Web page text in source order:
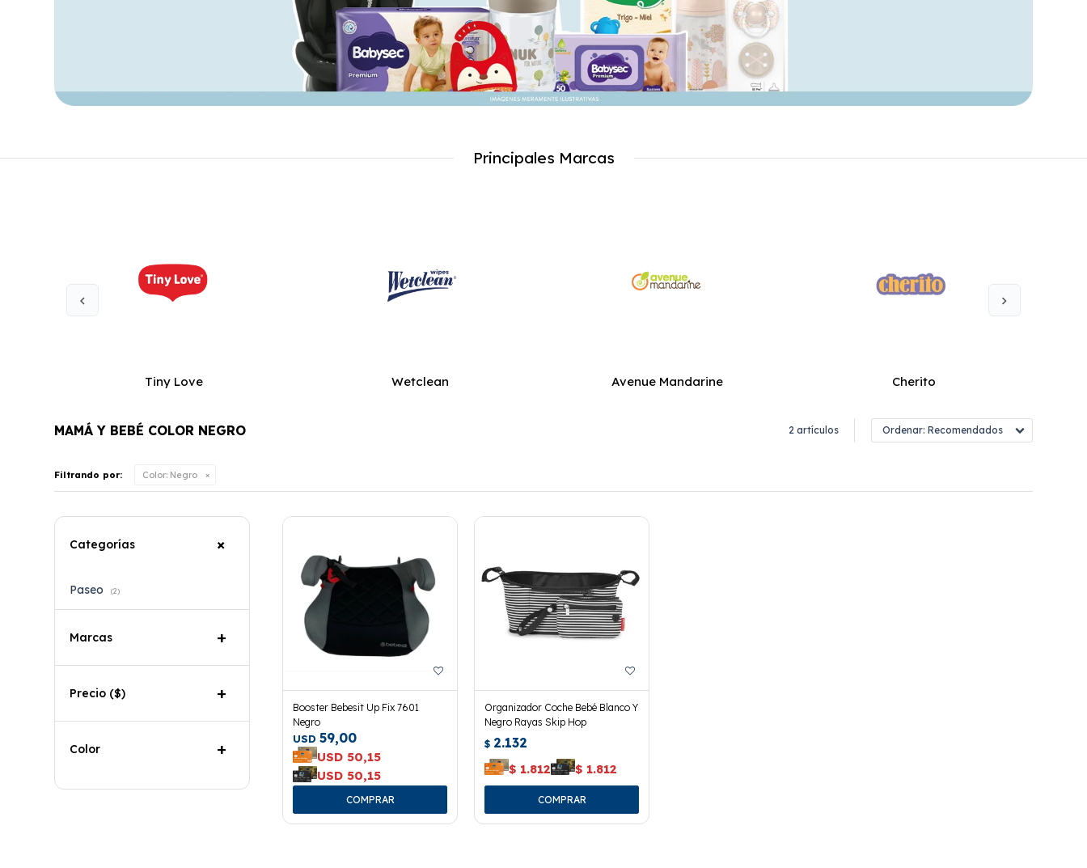
Principales Marcas
Tiny Love Wetclean Avenue Mandarine Cherito
MAMÁ Y BEBÉ COLOR NEGRO 2 artículos Recomendados
Filtrando por: Color: Negro
Booster Bebesit Up Fix 7601
Negro
USD 59,00
USD 50,15
USD 50,15
Organizador Coche Bebé Blanco Y
Negro Rayas Skip Hop
$ 2.132
$ 1.812 $ 1.812
Categorías
Paseo (2)
Marcas
Precio ($)
Color